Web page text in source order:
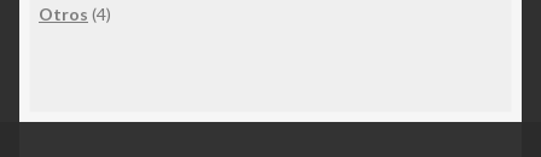
Otros 44